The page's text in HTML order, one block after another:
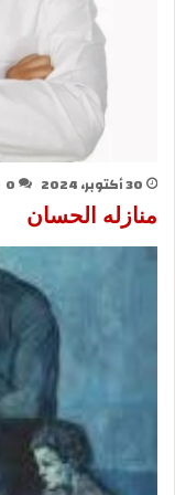
30 أكتوبر، 2024 0
منازله الحسان